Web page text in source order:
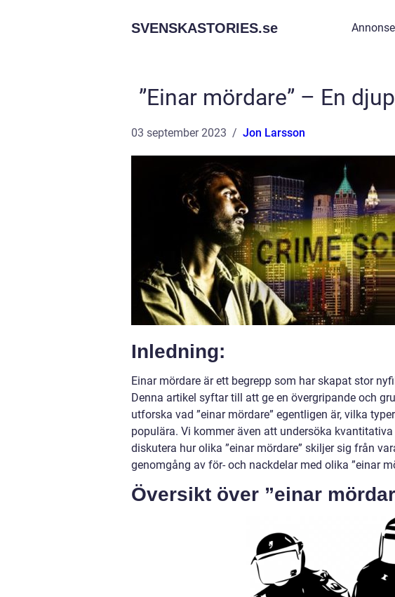
SVENSKASTORIES.se
”Einar mördare” – En
03 september 2023 Jon Larsson
Inledning:
Einar mördare är ett begrepp som har skapat stor
Denna artikel syftar till att ge en övergripande och
utforska vad ”einar mördare” egentligen är, vilka
populära. Vi kommer även att undersöka
diskutera hur olika ”einar mördare” skiljer sig från
genomgång av för- och nackdelar med olika ”einar
Översikt över ”einar